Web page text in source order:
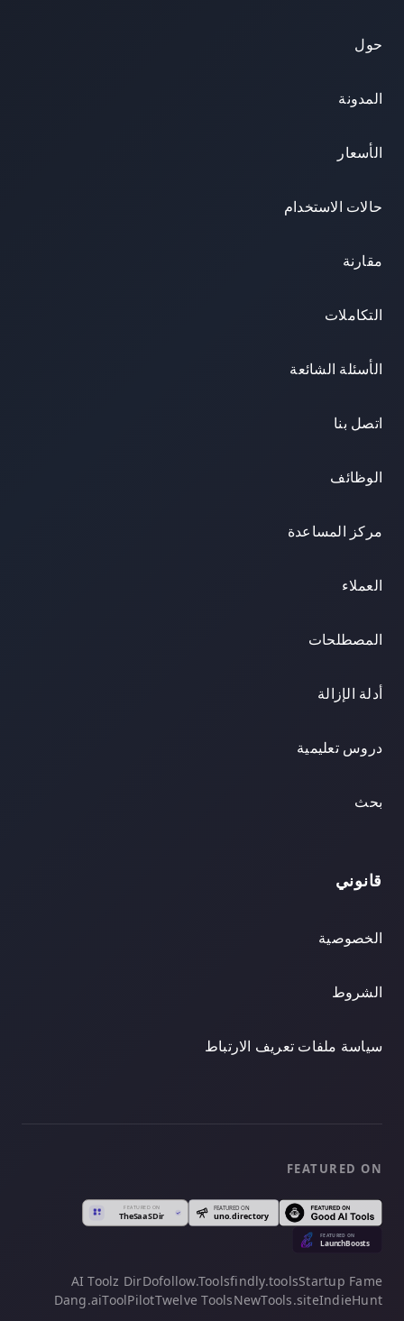
حول
المدونة
الأسعار
حالات الاستخدام
مقارنة
التكاملات
الأسئلة الشائعة
اتصل بنا
الوظائف
مركز المساعدة
العملاء
المصطلحات
أدلة الإزالة
دروس تعليمية
بحث
قانوني
الخصوصية
الشروط
سياسة ملفات تعريف الارتباط
FEATURED ON
Startup Fame
findly.tools
Dofollow.Tools
AI Toolz Dir
IndieHunt
NewTools.site
Twelve Tools
ToolPilot
Dang.ai